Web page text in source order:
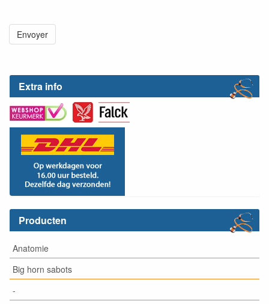
Extra info
Producten
Anatomie
Big horn sabots
-